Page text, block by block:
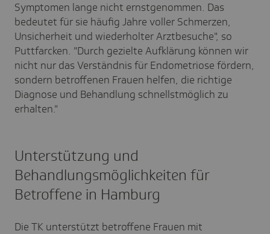
Symptomen lange nicht ernstgenommen. Das
bedeutet für sie häufig Jahre voller Schmerzen,
Unsicherheit und wiederholter Arztbesuche", so
Puttfarcken. "Durch gezielte Aufklärung können wir
nicht nur das Verständnis für Endometriose fördern,
sondern betroffenen Frauen helfen, die richtige
Diagnose und Behandlung schnellstmöglich zu
erhalten."
Unterstützung und
Behandlungsmöglichkeiten für
Betroffene in Hamburg
Die TK unterstützt betroffene Frauen mit